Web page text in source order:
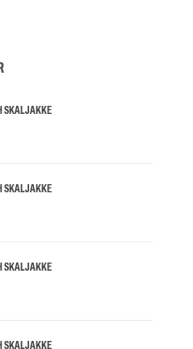
SKALJAKKE
SKALJAKKE
SKALJAKKE
SKALJAKKE